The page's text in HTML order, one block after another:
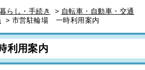
暮らし・手続き > 自転車・自動車・交通
> 市営駐輪場 一時利用案内
利用案内